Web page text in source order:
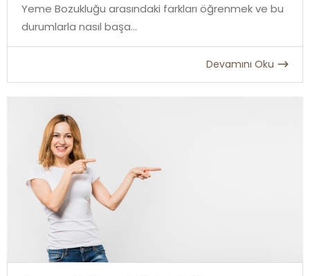
Yeme Bozukluğu arasındaki farkları öğrenmek ve bu
durumlarla nasıl başa...
Devamını Oku